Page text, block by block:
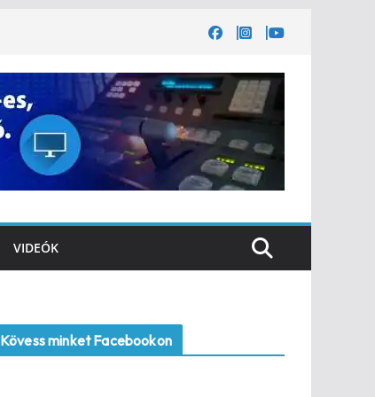
VIDEÓK
Kövess minket Facebookon